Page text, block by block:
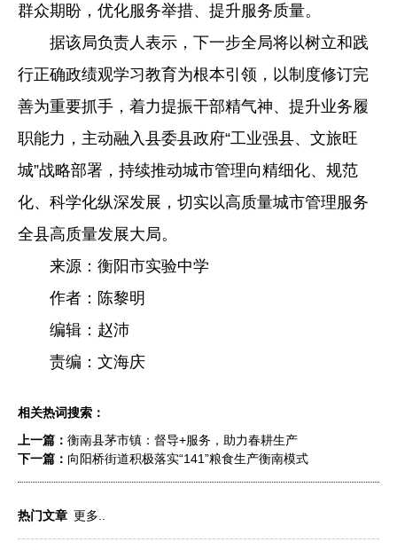
群众期盼，优化服务举措、提升服务质量。
据该局负责人表示，下一步全局将以树立和践
行正确政绩观学习教育为根本引领，以制度修订完
善为重要抓手，着力提振干部精气神、提升业务履
职能力，主动融入县委县政府“工业强县、文旅旺
城”战略部署，持续推动城市管理向精细化、规范
化、科学化纵深发展，切实以高质量城市管理服务
全县高质量发展大局。
来源：衡阳市实验中学
作者：陈黎明
编辑：赵沛
责编：文海庆
相关热词搜索：
上一篇： 衡南县茅市镇：督导+服务，助力春耕生产
下一篇： 向阳桥街道积极落实“141”粮食生产衡南模式
热门文章 更多..